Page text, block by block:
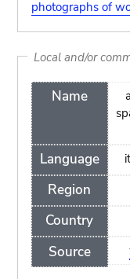
photographs of
Local and/or
Name
Language
Region
Country
Source